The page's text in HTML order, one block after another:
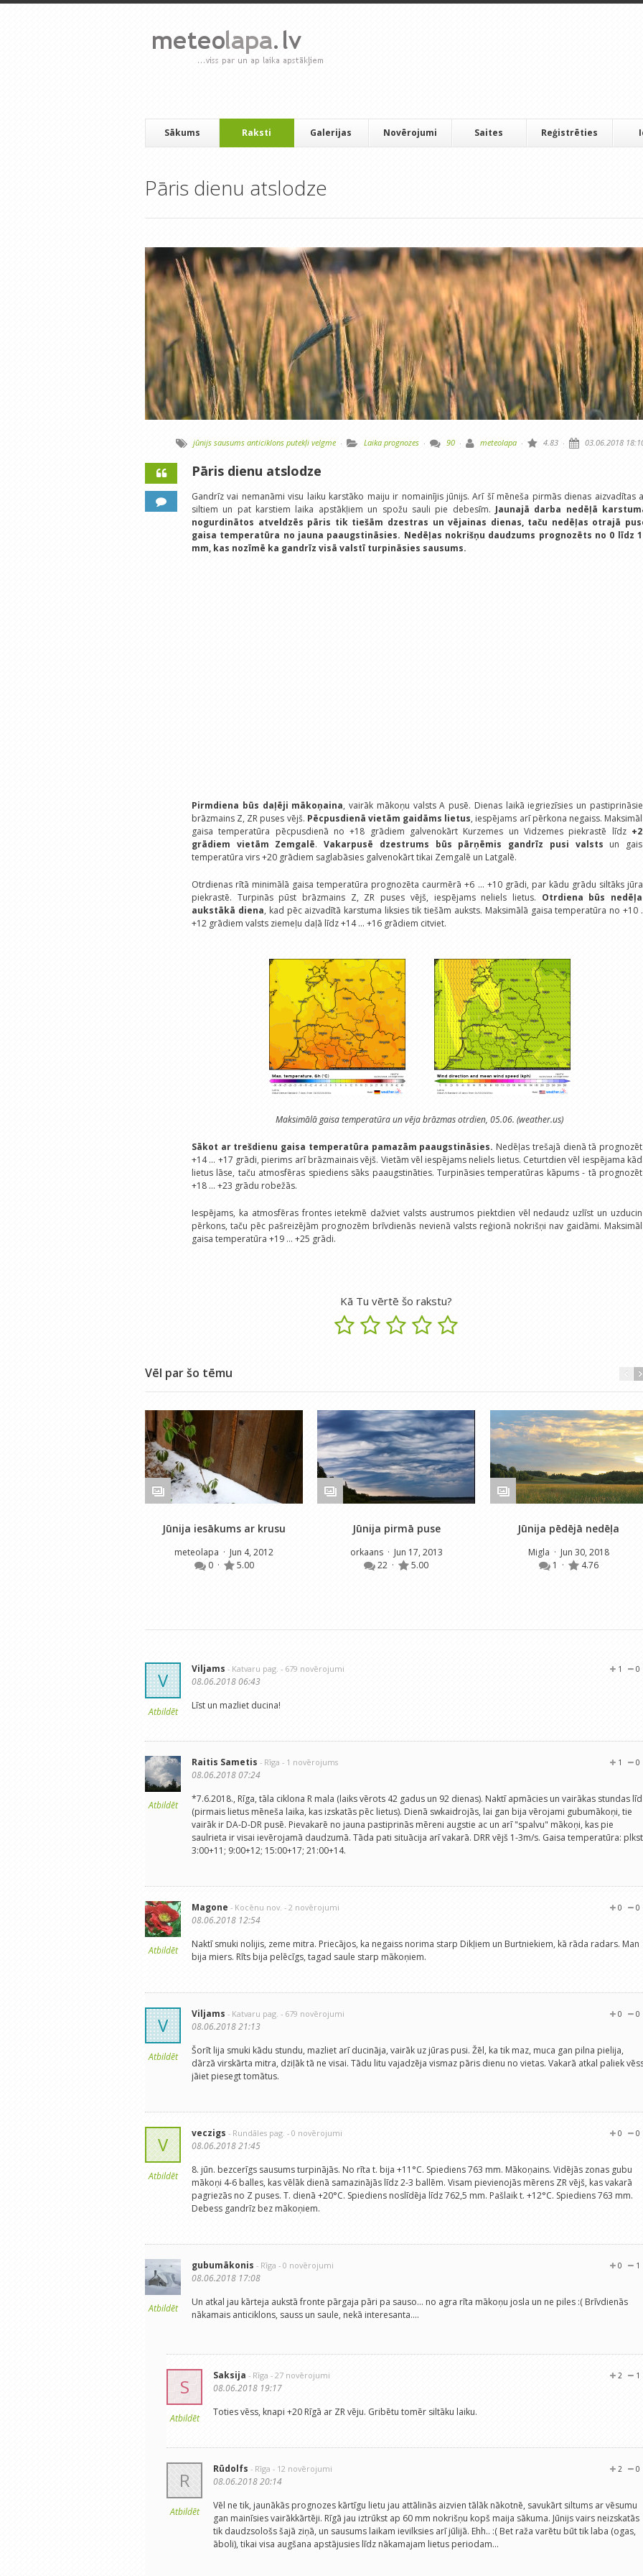
Sākums Raksti Galerijas Novērojumi Saites Reģistrēties
Pāris dienu atslodze
jūnijs sausums anticiklons putekļi velgme · Laika prognozes · 90 · meteolapa · 4.83 · 03.06.2018
Pāris dienu atslodze
Gandrīz vai nemanāmi visu laiku karstāko maiju ir nomainījis jūnijs. Arī šī mēneša pirmās dienas aizvadītas
siltiem un pat karstiem laika apstākļiem un spožu sauli pie debesīm. Jaunajā darba nedēļā
nogurdinātos atveldzēs pāris tik tiešām dzestras un vējainas dienas, taču nedēļas otrajā
gaisa temperatūra no jauna paaugstināsies. Nedēļas nokrišņu daudzums prognozēts no 0 līdz
mm, kas nozīmē ka gandrīz visā valstī turpināsies sausums.
Pirmdiena būs daļēji mākoņaina, vairāk mākoņu valsts A pusē. Dienas laikā iegriezīsies un
brāzmains Z, ZR puses vējš. Pēcpusdienā vietām gaidāms lietus, iespējams arī pērkona negaiss.
gaisa temperatūra pēcpusdienā no +18 grādiem galvenokārt Kurzemes un Vidzemes piekrastē līdz
grādiem vietām Zemgalē.Vakarpusē dzestrums būs pārņēmis gandrīz pusi valsts un
temperatūra virs +20 grādiem saglabāsies galvenokārt tikai Zemgalē un Latgalē.
Otrdienas rītā minimālā gaisa temperatūra prognozēta caurmērā +6 ... +10 grādi, par kādu grādu siltāks
piekrastē. Turpinās pūst brāzmains Z, ZR puses vējš, iespējams neliels lietus. Otrdiena būs
aukstākā diena, kad pēc aizvadītā karstuma liksies tik tiešām auksts. Maksimālā gaisa temperatūra no +10
+12 grādiem valsts ziemeļu daļā līdz +14 ... +16 grādiem citviet.
Maksimālā gaisa temperatūra un vēja brāzmas otrdien, 05.06. (weather.us)
Sākot ar trešdienu gaisa temperatūra pamazām paaugstināsies. Nedēļas trešajā dienā tā
+14 ... +17 grādi, pierims arī brāzmainais vējš. Vietām vēl iespējams neliels lietus. Ceturtdien vēl iespējama
lietus lāse, taču atmosfēras spiediens sāks paaugstināties. Turpināsies temperatūras kāpums - tā
+18 ... +23 grādu robežās.
Iespējams, ka atmosfēras frontes ietekmē dažviet valsts austrumos piektdien vēl nedaudz uzlīst un
pērkons, taču pēc pašreizējām prognozēm brīvdienās nevienā valsts reģionā nokrišņi nav gaidāmi.
gaisa temperatūra +19 ... +25 grādi.
Kā Tu vērtē šo rakstu?
Vēl par šo tēmu
Jūnija iesākums ar krusu
meteolapa · Jun 4, 2012
0 · 5.00
Jūnija pirmā puse
orkaans · Jun 17, 2013
22 · 5.00
Jūnija pēdējā nedēļa
Migla · Jun 30, 2018
1 · 4.76
V
Atbildēt
Viljams - Katvaru pag. - 679 novērojumi 0
1
08.06.2018 06:43
Līst un mazliet ducina!
Atbildēt
Raitis Sametis - Rīga - 1 novērojums 0
1
08.06.2018 07:24
*7.6.2018., Rīga, tāla ciklona R mala (laiks vērots 42 gadus un 92 dienas). Naktī apmācies un vairākas stundas
(pirmais lietus mēneša laika, kas izskatās pēc lietus). Dienā swkaidrojās, lai gan bija vērojami gubumākoņi, tie
vairāk ir DA-D-DR pusē. Pievakarē no jauna pastiprinās mēreni augstie ac un arī "spalvu" mākoņi, kas pie
saulrieta ir visai ievērojamā daudzumā. Tāda pati situācija arī vakarā. DRR vējš 1-3m/s. Gaisa temperatūra:
3:00+11; 9:00+12; 15:00+17; 21:00+14.
Atbildēt
Magone - Kocēnu nov. - 2 novērojumi 0
0
08.06.2018 12:54
Naktī smuki nolijis, zeme mitra. Priecājos, ka negaiss norima starp Dikļiem un Burtniekiem, kā rāda radars. Man
bija miers. Rīts bija pelēcīgs, tagad saule starp mākoņiem.
V
Atbildēt
Viljams - Katvaru pag. - 679 novērojumi 0
0
08.06.2018 21:13
Šorīt lija smuki kādu stundu, mazliet arī ducināja, vairāk uz jūras pusi. Žēl, ka tik maz, muca gan pilna pielija,
dārzā virskārta mitra, dziļāk tā ne visai. Tādu litu vajadzēja vismaz pāris dienu no vietas. Vakarā atkal paliek
jāiet piesegt tomātus.
V
Atbildēt
veczigs - Rundāles pag. - 0 novērojumi 0
0
08.06.2018 21:45
8. jūn. bezcerīgs sausums turpinājās. No rīta t. bija +11°C. Spiediens 763 mm. Mākoņains. Vidējās zonas gubu
mākoņi 4-6 balles, kas vēlāk dienā samazinājās līdz 2-3 ballēm. Visam pievienojās mērens ZR vējš, kas vakarā
pagriezās no Z puses. T. dienā +20°C. Spiediens noslīdēja līdz 762,5 mm. Pašlaik t. +12°C. Spiediens 763 mm.
Debess gandrīz bez mākoņiem.
Atbildēt
gubumākonis - Rīga - 0 novērojumi 1
0
08.06.2018 17:08
Un atkal jau kārteja aukstā fronte pārgaja pāri pa sauso... no agra rīta mākoņu josla un ne piles :( Brīvdienās
nākamais anticiklons, sauss un saule, nekā interesanta....
S
Atbildēt
Saksija - Rīga - 27 novērojumi 1
2
08.06.2018 19:17
Toties vēss, knapi +20 Rīgā ar ZR vēju. Gribētu tomēr siltāku laiku.
R
Atbildēt
Rūdolfs - Rīga - 12 novērojumi 0
2
08.06.2018 20:14
Vēl ne tik, jaunākās prognozes kārtīgu lietu jau attālinās aizvien tālāk nākotnē, savukārt siltums ar vēsumu
gan mainīsies vairākkārtēji. Rīgā jau iztrūkst ap 60 mm nokrišņu kopš maija sākuma. Jūnijs vairs neizskatās
tik daudzsološs šajā ziņā, un sausums laikam ievilksies arī jūlijā. Ehh.. :( Bet raža varētu būt tik laba (ogas,
āboli), tikai visa augšana apstājusies līdz nākamajam lietus periodam...